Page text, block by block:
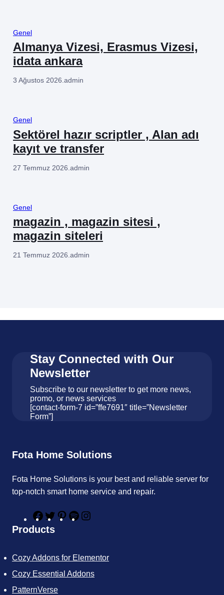
Genel
Almanya Vizesi, Erasmus Vizesi,
idata ankara
3 Ağustos 2026.admin
Genel
Sektörel hazır scriptler , Alan adı
kayıt ve transfer
27 Temmuz 2026 admin
Genel
magazin , magazin sitesi ,
magazin siteleri
21 Temmuz 2026 admin
Stay Connected with Our
Newsletter
Subscribe to our newsletter to get more news,
promo, or news services
[contact-form-7 id=”ffe7691″ title=”Newsletter
Form”]
Fota Home Solutions
Fota Home Solutions is your best and reliable server for
top-notch smart home service and repair.
F
a
c
o
k
T
w
e
P
r
s
S
p
f
g
a
Products
Cozy Addons for Elementor
Cozy Essential Addons
PatternVerse